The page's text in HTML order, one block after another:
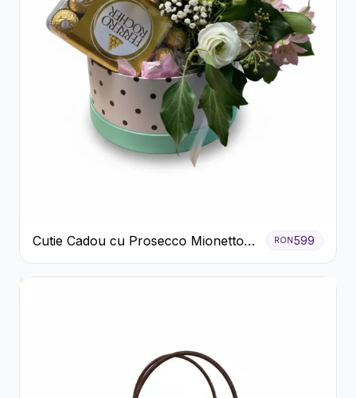
Cutie Cadou cu Prosecco Mionetto
Ferrero Rocher și Flori Pastelate
RON599